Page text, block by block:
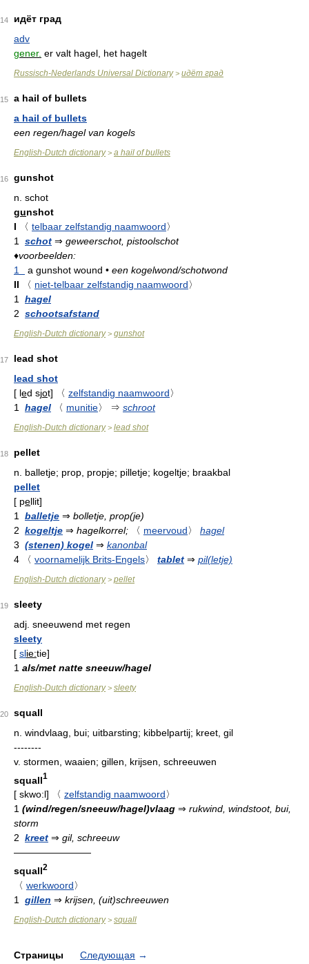
14
идёт град
adv
gener. er valt hagel, het hagelt
Russisch-Nederlands Universal Dictionary> идёт град
15
a hail of bullets
a hail of bullets
een regen/hagel van kogels
English-Dutch dictionary> a hail of bullets
16
gunshot
n. schot
gunshot
I
〈 telbaar zelfstandig naamwoord〉
1
schot ⇒ geweerschot, pistoolschot
♦voorbeelden:
1
a gunshot wound • een kogelwond/schotwond
II
〈 niet-telbaar zelfstandig naamwoord〉
1
hagel
2 schootsafstand
English-Dutch dictionary> gunshot
17
lead shot
lead shot
[ led sjot] 〈 zelfstandig naamwoord〉
1
hagel 〈 munitie〉 ⇒ schroot
English-Dutch dictionary> lead shot
18
pellet
n.
balletje; prop, propje; pilletje; kogeltje; braakbal
pellet
[ pellit]
1
balletje ⇒ bolletje, prop(je)
2 kogeltje ⇒ hagelkorrel; 〈 meervoud〉
hagel
3 (stenen) kogel ⇒ kanonbal
4
〈 voornamelijk Brits-Engels〉 tablet ⇒ pil(letje)
English-Dutch dictionary> pellet
19
sleety
adj. sneeuwend met regen
sleety
[ slie:tie]
1 als/met natte sneeuw/hagel
English-Dutch dictionary> sleety
20
squall
n. windvlaag, bui; uitbarsting; kibbelpartij; kreet, gil
--------
v. stormen, waaien; gillen, krijsen, schreeuwen
squall1
[ skwo:l] 〈 zelfstandig naamwoord〉
1 (wind/regen/sneeuw/hagel)vlaag ⇒ rukwind, windstoot, bui,
storm
2 kreet ⇒ gil, schreeuw
————————
squall2
〈 werkwoord〉
1
gillen ⇒ krijsen, (uit)schreeuwen
English-Dutch dictionary> squall
Страницы Следующая →